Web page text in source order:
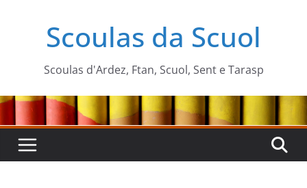
Scoulas da Scuol
Scoulas d'Ardez, Ftan, Scuol, Sent e Tarasp